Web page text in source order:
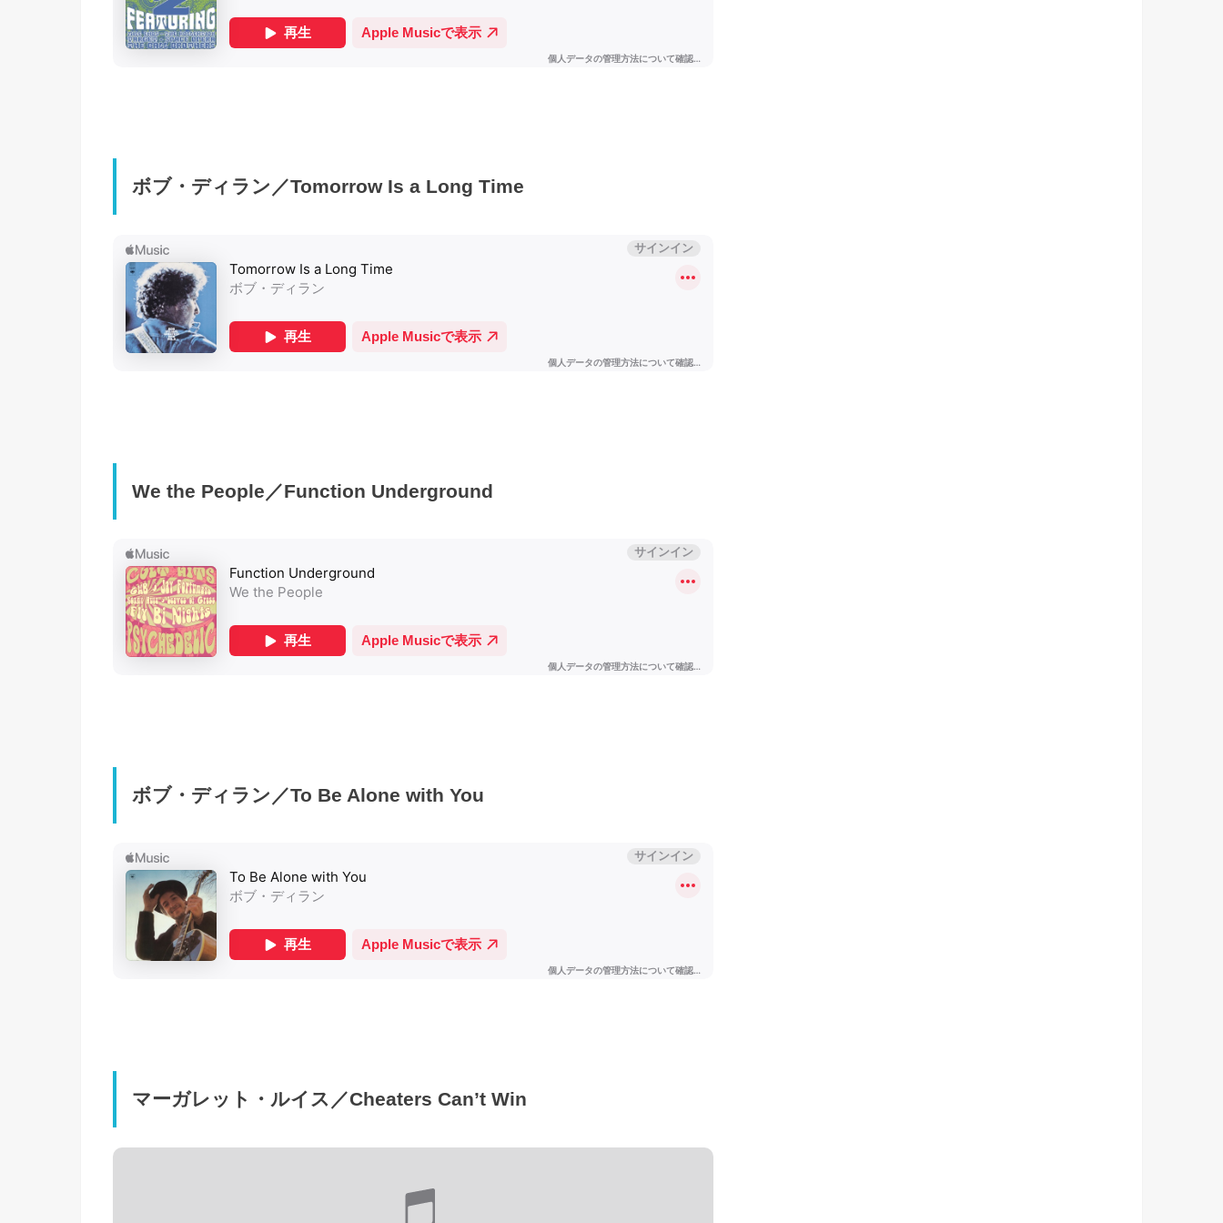
ボブ・ディラン／Tomorrow Is a Long Time
We the People／Function Underground
ボブ・ディラン／To Be Alone with You
マーガレット・ルイス／Cheaters Can’t Win